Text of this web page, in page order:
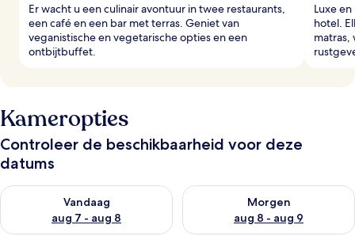
Er wacht u een culinair avontuur in twee restaurants,
een café en een bar met terras. Geniet van
veganistische en vegetarische opties en een
ontbijtbuffet.
Luxe
hotel.
matras,
Kameropties
Controleer de beschikbaarheid voor deze
datums
Vandaag
aug 7 - aug 8
De beschikbaarheid controleren voor vanavond aug 7 - aug 8
Morgen
aug 8 - aug 9
De beschikbaarheid